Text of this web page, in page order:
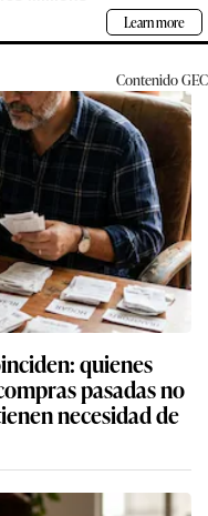
ContenidoGEC
quienes
pasadas no
necesidad de